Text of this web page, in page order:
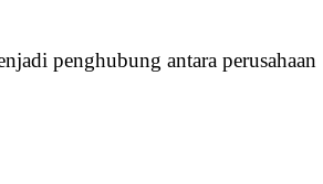
penghubung antara perusahaan